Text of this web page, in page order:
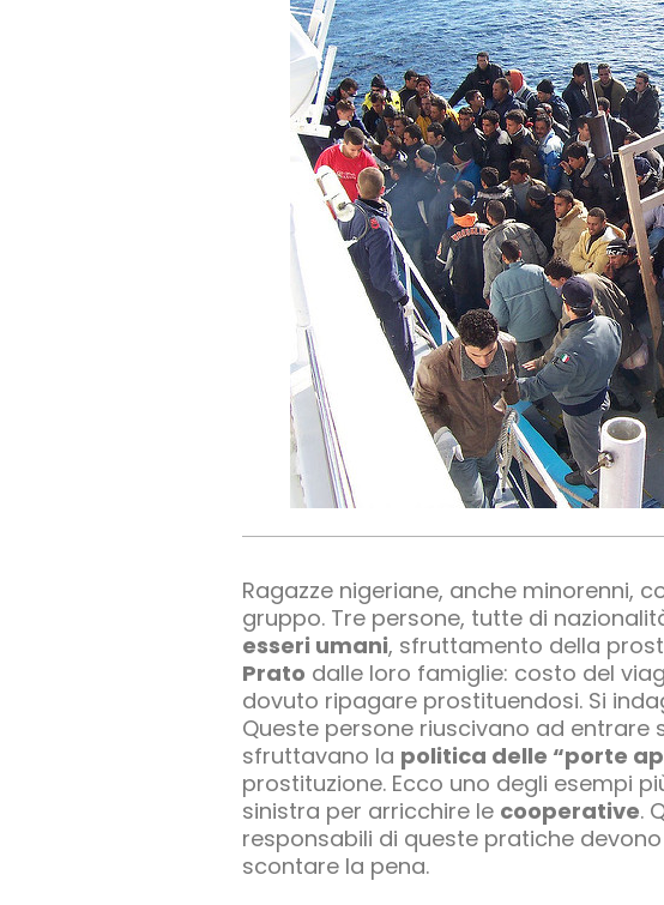
Ragazze nigeriane, anche minorenni,
gruppo. Tre persone, tutte di
esseri umani, sfruttamento della
Prato dalle loro famiglie: costo del
dovuto ripagare prostituendosi. Si
Queste persone riuscivano ad
sfruttavano la politica delle “porte
prostituzione. Ecco uno degli esempi
sinistra per arricchire le cooperative.
responsabili di queste pratiche
scontare la pena.